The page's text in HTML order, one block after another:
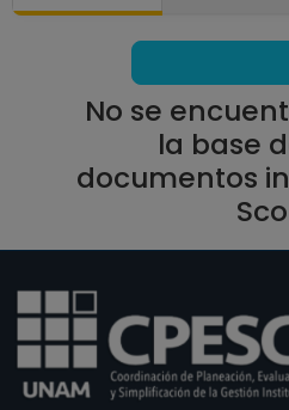
No se
la base
documentos